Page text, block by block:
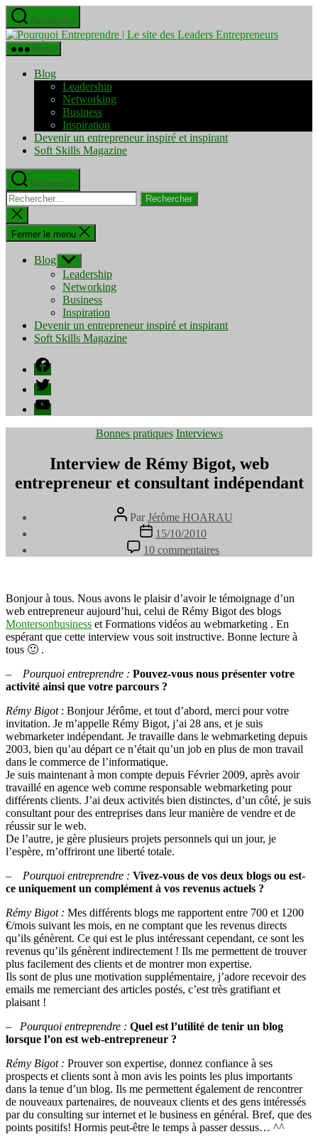
Aller
au
contenu
Recherche
Pourquoi
Menu
Blog
Leadership
Networking
Business
Inspiration
Devenir un entrepreneur inspiré et inspirant
Soft Skills Magazine
Recherche
Rechercher :
Fermer
la
recherche
Fermer le menu
Blog Afficher
le
sous-
menu
Leadership
Networking
Business
Inspiration
Devenir un entrepreneur inspiré et inspirant
Soft Skills Magazine
Facebook
Twitter
YouTube
Catégories
Bonnes pratiques Interviews
Interview de Rémy Bigot, web
entrepreneur et consultant indépendant
Auteur
de
l’article
Par Jérôme HOARAU
Date
de
l’article
15/10/2010
10 commentaires
Interview
Bigot,
web
entrepreneur
et
Bonjour à tous. Nous avons le plaisir d’avoir le témoignage d’un
web entrepreneur aujourd’hui, celui de Rémy Bigot des blogs
Montersonbusiness et Formations vidéos au webmarketing . En
espérant que cette interview vous soit instructive. Bonne lecture à
tous 🙂 .
– Pourquoi entreprendre : Pouvez-vous nous présenter votre
activité ainsi que votre parcours ?
Rémy Bigot : Bonjour Jérôme, et tout d’abord, merci pour votre
invitation. Je m’appelle Rémy Bigot, j’ai 28 ans, et je suis
webmarketer indépendant. Je travaille dans le webmarketing depuis
2003, bien qu’au départ ce n’était qu’un job en plus de mon travail
dans le commerce de l’informatique.
Je suis maintenant à mon compte depuis Février 2009, après avoir
travaillé en agence web comme responsable webmarketing pour
différents clients. J’ai deux activités bien distinctes, d’un côté, je suis
consultant pour des entreprises dans leur manière de vendre et de
réussir sur le web.
De l’autre, je gère plusieurs projets personnels qui un jour, je
l’espère, m’offriront une liberté totale.
– Pourquoi entreprendre : Vivez-vous de vos deux blogs ou est-
ce uniquement un complément à vos revenus actuels ?
Rémy Bigot : Mes différents blogs me rapportent entre 700 et 1200
€/mois suivant les mois, en ne comptant que les revenus directs
qu’ils génèrent. Ce qui est le plus intéressant cependant, ce sont les
revenus qu’ils génèrent indirectement ! Ils me permettent de trouver
plus facilement des clients et de montrer mon expertise.
Ils sont de plus une motivation supplémentaire, j’adore recevoir des
emails me remerciant des articles postés, c’est très gratifiant et
plaisant !
– Pourquoi entreprendre : Quel est l’utilité de tenir un blog
lorsque l’on est web-entrepreneur ?
Rémy Bigot : Prouver son expertise, donnez confiance à ses
prospects et clients sont à mon avis les points les plus importants
dans la tenue d’un blog. Ils me permettent également de rencontrer
de nouveaux partenaires, de nouveaux clients et des gens intéressés
par du consulting sur internet et le business en général. Bref, que des
points positifs! Hormis peut-être le temps à passer dessus… ^^